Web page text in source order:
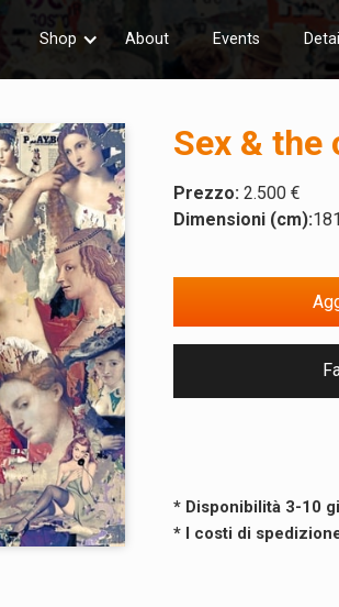
Shop About Events
Sex & the
Prezzo:2.500 €
Dimensioni (cm):181
* Disponibilità 3-10
* I costi di